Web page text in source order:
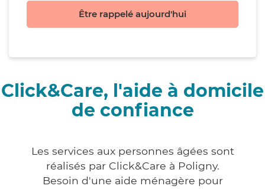
Être rappelé aujourd'hui
Click&Care, l'aide à domicile
de confiance
Les services aux personnes âgées sont
réalisés par Click&Care à Poligny.
Besoin d'une aide ménagère pour